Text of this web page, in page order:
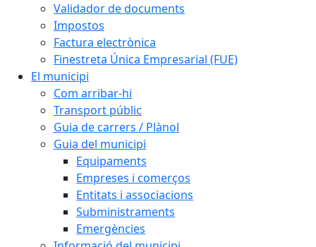
Validador de documents
Impostos
Factura electrònica
Finestreta Única Empresarial (FUE)
El municipi
Com arribar-hi
Transport públic
Guia de carrers / Plànol
Guia del municipi
Equipaments
Empreses i comerços
Entitats i associacions
Subministraments
Emergències